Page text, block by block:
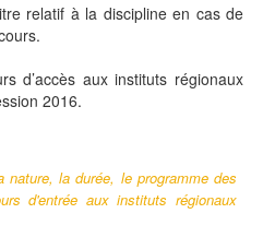
relatif à la discipline en cas de
d’accès aux instituts régionaux
2016.
la durée, le programme des
d'entrée aux instituts régionaux